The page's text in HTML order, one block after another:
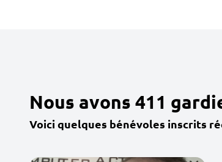
Nous avons 411
Voici quelques bénévoles inscrits